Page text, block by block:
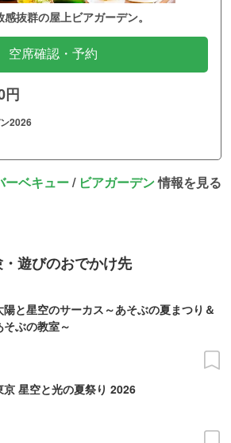
抜群の屋上ビアガーデン。
空席確認・予約
2026
ーベキュー/ ビアガーデン情報を見る
遊びのおでかけ先
陽と星空のサーカス～あそぶの夏まつり＆
そぶの教室～
京 星空と光の夏祭り 2026